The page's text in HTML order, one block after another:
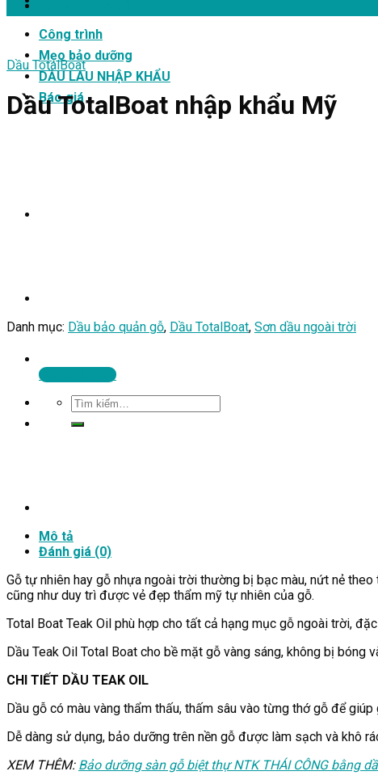
Công trình
Mẹo bảo dưỡng
DẦU LAU NHẬP KHẨU
Báo giá
093.641.7070
Tìm
kiếm:
Dầu TotalBoat
Dầu TotalBoat nhập khẩu Mỹ
Danh mục: Dầu bảo quản gỗ, Dầu TotalBoat, Sơn dầu ngoài trời
Mô tả
Đánh giá (0)
Gỗ tự nhiên hay gỗ nhựa ngoài trời thường bị bạc màu, nứt nẻ
cũng như duy trì được vẻ đẹp thẩm mỹ tự nhiên của gỗ.
Total Boat Teak Oil phù hợp cho tất cả hạng mục gỗ ngoài trời,
Dầu Teak Oil Total Boat cho bề mặt gỗ vàng sáng, không bị bóng
CHI TIẾT DẦU TEAK OIL
Dầu gỗ có màu vàng thẩm thấu, thấm sâu vào từng thớ gỗ để
Dễ dàng sử dụng, bảo dưỡng trên nền gỗ được làm sạch và khô
XEM THÊM: Bảo dưỡng sàn gỗ biệt thự NTK THÁI CÔNG bằng